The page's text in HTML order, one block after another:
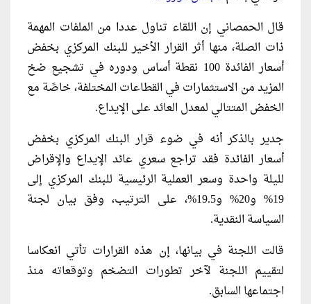
قال الحمصاني إن اللقاء تناول عددا من الملفات المهمة
ذات الصلة، منها أثر القرار الأخير للبنك المركزي بخفض
أسعار الفائدة 100 نقطة أساس ودوره في تشجيع ضخ
المزيد من الاستثمارات في القطاعات المختلفة، خاصًة مع
الخفض المتتالي لمعدل العائد على الإيداع.
جدير بالذكر أنه في ضوء قرار البنك المركزي بخفض
أسعار الفائدة فقد تراجع سعري عائد الإيداع والإقراض
لليلة واحدة وسعر العملية الرئيسية للبنك المركزي إلى
19% و20% و19.5%، على الترتيب، وفق بيان لجنة
السياسة النقدية.
قالت اللجنة في بيانها، إن هذه القرارات تأتي انعكاسا
لتقييم اللجنة لآخر تطورات التضخم وتوقعاته منذ
اجتماعها السابق.